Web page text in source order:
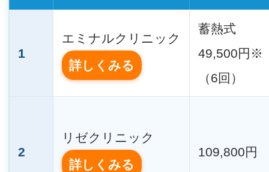
1
エミナルクリニック
詳しくみる
蓄熱式
49,500円※
（6回）
2
リゼクリニック
詳しくみる
109,800円